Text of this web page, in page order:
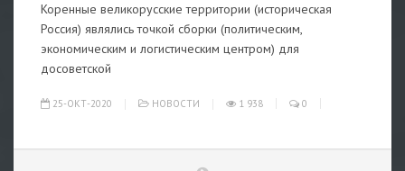
Коренные великорусские территории (историческая
Россия) являлись точкой сборки (политическим,
экономическим и логистическим центром) для
досоветской
25-ОКТ-2020 НОВОСТИ 1 938 0